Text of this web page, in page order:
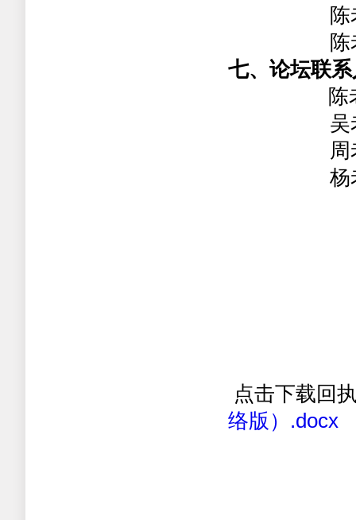
七、论坛联
陈
吴
周
杨
点击下载回
络版）.docx